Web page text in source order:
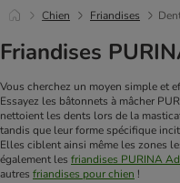
Chien Friandises
Friandises
Vous cherchez un moyen simple et
Essayez les bâtonnets à mâcher
nettoient les dents lors de la
tandis que leur forme spécifique
Elles ciblent ainsi même les zones
également les friandises PURINA
autres friandises pour chien !